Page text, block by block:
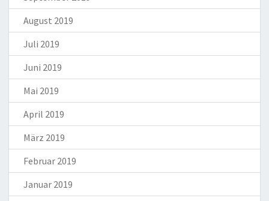
August 2019
Juli 2019
Juni 2019
Mai 2019
April 2019
März 2019
Februar 2019
Januar 2019